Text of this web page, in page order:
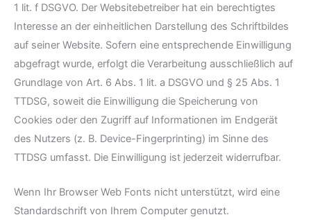
1 lit. f DSGVO. Der Websitebetreiber hat ein berechtigtes
Interesse an der einheitlichen Darstellung des Schriftbildes
auf seiner Website. Sofern eine entsprechende Einwilligung
abgefragt wurde, erfolgt die Verarbeitung ausschließlich auf
Grundlage von Art. 6 Abs. 1 lit. a DSGVO und § 25 Abs. 1
TTDSG, soweit die Einwilligung die Speicherung von
Cookies oder den Zugriff auf Informationen im Endgerät
des Nutzers (z. B. Device-Fingerprinting) im Sinne des
TTDSG umfasst. Die Einwilligung ist jederzeit widerrufbar.
Wenn Ihr Browser Web Fonts nicht unterstützt, wird eine
Standardschrift von Ihrem Computer genutzt.